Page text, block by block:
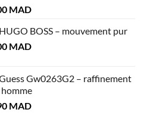
:
MADLe
actuel
est :
BOSS – mouvement pur
:
MAD.
MADLe
est :
1.600 MAD.
Gw0263G2 – raffinement
MADLe